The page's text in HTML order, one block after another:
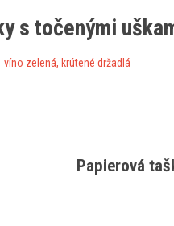
s točenými
víno zelená, krútené držadlá
Papierová